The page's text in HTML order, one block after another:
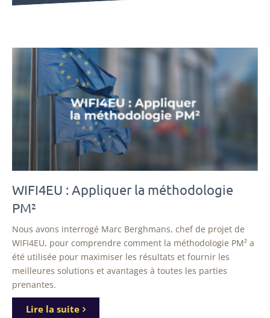
WIFI4EU : Appliquer la méthodologie
PM²
Nous avons interrogé Marc Berghmans, chef de projet de
WIFI4EU, pour comprendre comment la méthodologie PM² a
été utilisée pour maximiser les résultats et fournir les
meilleures solutions et avantages à toutes les parties
prenantes.
Lire la suite